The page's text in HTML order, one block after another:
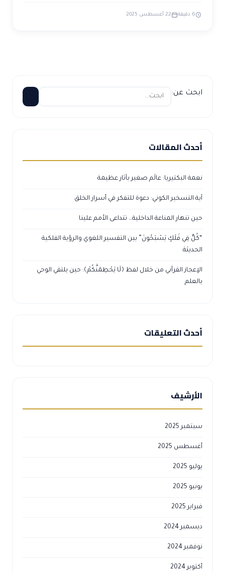
6 دقيقة 22 أغسطس 2025
ابحث عن:
أحدث المقالات
نعمة البكتيريا: عالَم صغير بآثار عظيمة
آية التسخير الكوني: دعوة للتفكر في أسرار الخلق
حين تنهار المناعة الداخلية… تتداعى الأمم علينا
“كُلٌّ فِي فَلَكٍ يَسْبَحُونَ” بين التفسير اللغوي والرؤية الفلكية
الحديثة
الإعجاز القرآني من خلال لفظ ﴿لَا يَحْطِمَنَّكُمْ﴾: حين يلتقي الوحي
بالعلم
أحدث التعليقات
الأرشيف
سبتمبر 2025
أغسطس 2025
يوليو 2025
يونيو 2025
فبراير 2025
ديسمبر 2024
نوفمبر 2024
أكتوبر 2024